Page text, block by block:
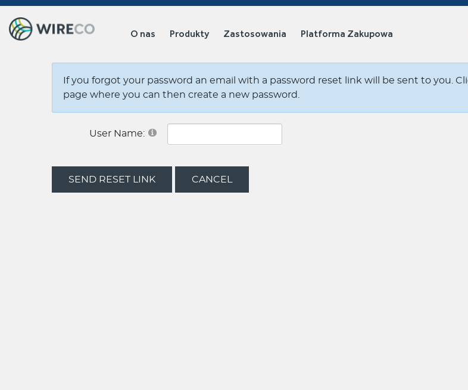
O nas Produkty Zastosowania Platforma Zakupowa
If you forgot your password an email with a password reset link will be sent to you.
page where you can then create a new password.
User Name:
SEND RESET LINK CANCEL